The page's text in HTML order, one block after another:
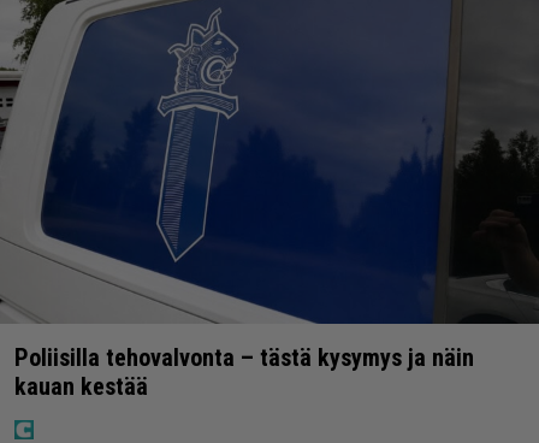
Poliisilla tehovalvonta – tästä kysymys ja näin
kauan kestää